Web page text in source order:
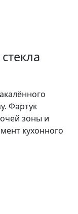
Фартук
зоны и
кухонного